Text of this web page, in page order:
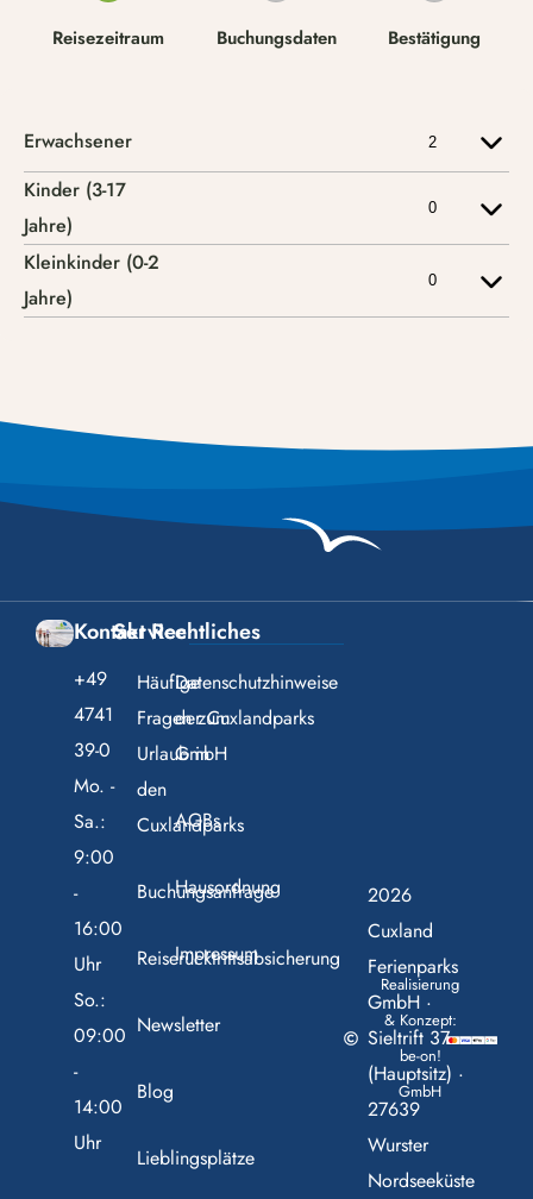
Kontakt
+49
4741
39-0
Mo. -
Sa.:
9:00
-
16:00
Uhr
So.:
09:00
-
14:00
Uhr
Service
Häufige
Fragen zum
Urlaub in
den
Cuxlandparks
Buchungsanfrage
Reiserücktrittsabsicherung
Newsletter
Blog
Lieblingsplätze
Rechtliches
Datenschutzhinweise
der Cuxlandparks
GmbH
AGBs
Hausordnung
Impressum
2026
Cuxland
Ferienparks
GmbH ·
Sieltrift 37
(Hauptsitz) ·
27639
Wurster
Nordseeküste
Realisierung
& Konzept:
be-on!
GmbH